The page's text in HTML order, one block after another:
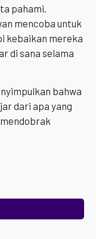
pahami.
mencoba untuk
kebaikan mereka
di sana selama
bahwa
dari apa yang